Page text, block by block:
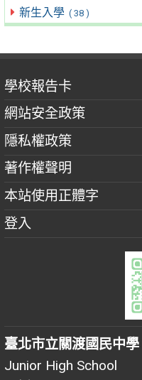
新生入學 ( 38 )
學校報告卡
網站安全政策
隱私權政策
著作權聲明
本站使用正體字
登入
臺北市立關渡國民中學
Junior High School